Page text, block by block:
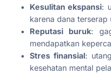
Kesulitan ekspansi:
karena dana terserap
Reputasi buruk:
mendapatkan
Stres finansial:
kesehatan mental